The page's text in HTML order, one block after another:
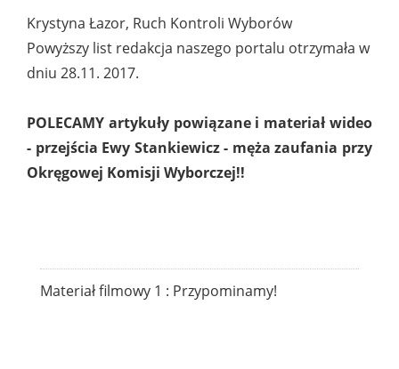
Krystyna Łazor, Ruch Kontroli Wyborów
Powyższy list redakcja naszego portalu otrzymała w
dniu 28.11. 2017.
POLECAMY artykuły powiązane i materiał wideo
- przejścia Ewy Stankiewicz - męża zaufania przy
Okręgowej Komisji Wyborczej!!
Materiał filmowy 1 : Przypominamy!